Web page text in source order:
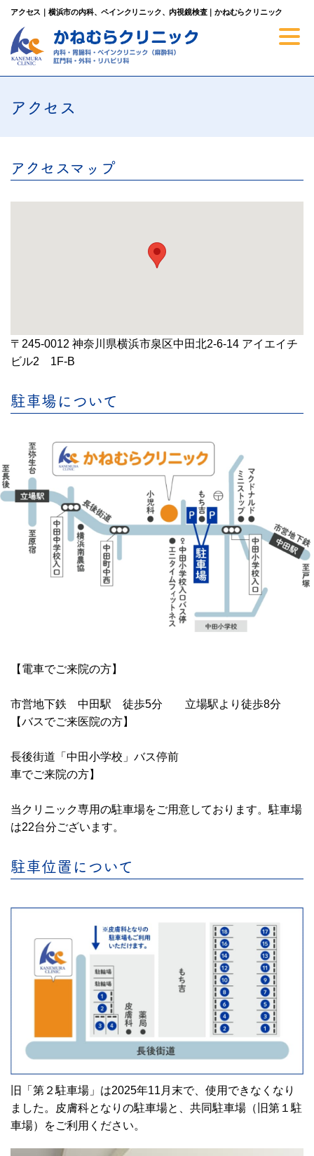
アクセス｜横浜市の内科、ペインクリニック、内視鏡検査｜かねむらクリニック
アクセス
アクセスマップ
〒245-0012 神奈川県横浜市泉区中田北2-6-14 アイエイチ
ビル2 1F-B
駐車場について
【電車でご来院の方】
市営地下鉄 中田駅 徒歩5分 立場駅より徒歩8分
【バスでご来医院の方】
長後街道「中田小学校」バス停前
車でご来院の方】
当クリニック専用の駐車場をご用意しております。駐車場
は22台分ございます。
駐車位置について
旧「第２駐車場」は2025年11月末で、使用できなくなり
ました。皮膚科となりの駐車場と、共同駐車場（旧第１駐
車場）をご利用ください。